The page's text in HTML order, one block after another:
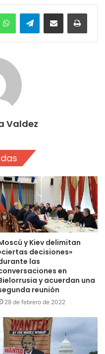
WhatsAppTelegramCompartir por correo electrónico
Valdez
y Kiev delimitan
decisiones»
las
en
y acuerdan una
reunión
28 de febrero de 2022